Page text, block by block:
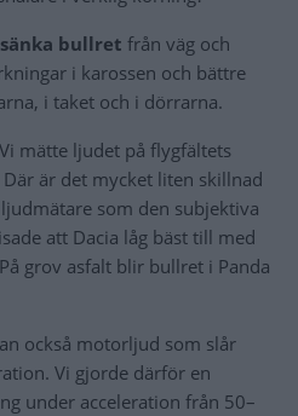
bullret från väg och
i karossen och bättre
i taket och i dörrarna.
mätte ljudet på flygfältets
är det mycket liten skillnad
som den subjektiva
att Dacia låg bäst till med
grov asfalt blir bullret i Panda
också motorljud som slår
Vi gjorde därför en
under acceleration från 50–